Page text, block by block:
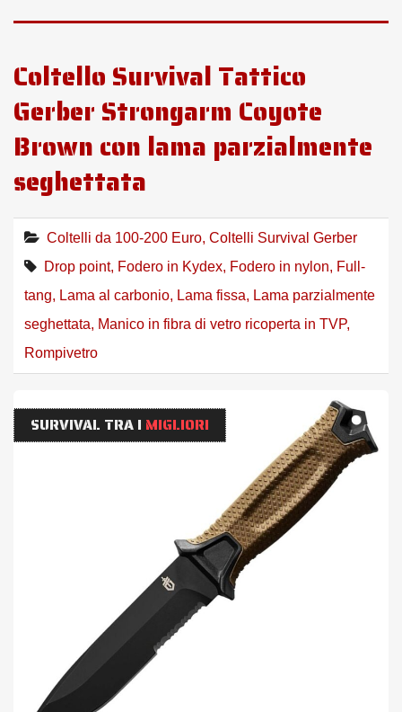
Coltello Survival Tattico
Gerber Strongarm Coyote
Brown con lama parzialmente
seghettata
Coltelli da 100-200 Euro, Coltelli Survival Gerber
Drop point, Fodero in Kydex, Fodero in nylon, Full-
tang, Lama al carbonio, Lama fissa, Lama parzialmente
seghettata, Manico in fibra di vetro ricoperta in TVP,
Rompivetro
SURVIVAL TRA I MIGLIORI